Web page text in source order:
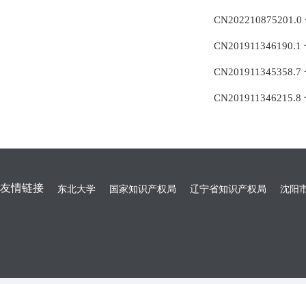
友情链接 东北大学 国家知识产权局 辽宁省知识产权局 沈阳